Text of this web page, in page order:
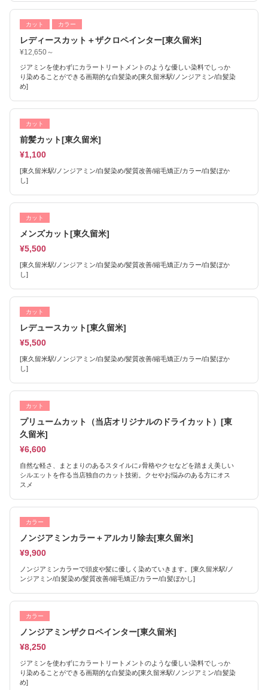
カット カラー
レディースカット＋ザクロペインター[東久留米]
¥12,650～
ジアミンを使わずにカラートリートメントのような優しい染料でしっか
り染めることができる画期的な白髪染め[東久留米駅/ノンジアミン/白髪染
め]
カット
前髪カット[東久留米]
¥1,100
[東久留米駅/ノンジアミン/白髪染め/髪質改善/縮毛矯正/カラー/白髪ぼか
し]
カット
メンズカット[東久留米]
¥5,500
[東久留米駅/ノンジアミン/白髪染め/髪質改善/縮毛矯正/カラー/白髪ぼか
し]
カット
レデュースカット[東久留米]
¥5,500
[東久留米駅/ノンジアミン/白髪染め/髪質改善/縮毛矯正/カラー/白髪ぼか
し]
カット
プリュームカット（当店オリジナルのドライカット）[東
久留米]
¥6,600
自然な軽さ、まとまりのあるスタイルに♪骨格やクセなどを踏まえ美しい
シルエットを作る当店独自のカット技術。クセやお悩みのある方にオス
スメ
カラー
ノンジアミンカラー＋アルカリ除去[東久留米]
¥9,900
ノンジアミンカラーで頭皮や髪に優しく染めていきます。[東久留米駅/ノ
ンジアミン/白髪染め/髪質改善/縮毛矯正/カラー/白髪ぼかし]
カラー
ノンジアミンザクロペインター[東久留米]
¥8,250
ジアミンを使わずにカラートリートメントのような優しい染料でしっか
り染めることができる画期的な白髪染め[東久留米駅/ノンジアミン/白髪染
め]